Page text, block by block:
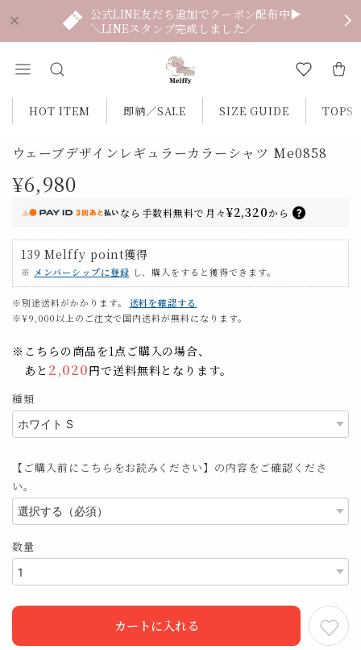
公式LINE友だち追加でクーポン配布中▶
＼LINEスタンプ完成しました／
HOT ITEM 即納／SALE SIZE GUIDE TOPS
ウェーブデザインレギュラーカラーシャツ Me0858
¥6,980
なら 手数料無料で 月々¥2,320から
139 Melffy point獲得
※ メンバーシップに登録 し、購入をすると獲得できます。
※別途送料がかかります。
送料を確認する
※¥9,000以上のご注文で国内送料が無料になります。
※こちらの商品を1点ご購入の場合、
あと 2,020円で送料無料となります。
種類
【ご購入前にこちらをお読みください】の内容をご確認くださ
い。
数量
カートに入れる